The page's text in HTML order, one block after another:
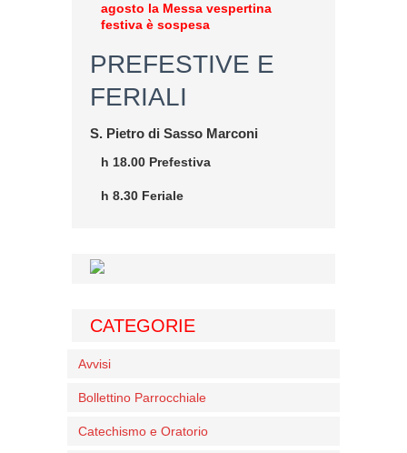
agosto la Messa vespertina
festiva è sospesa
PREFESTIVE E
FERIALI
S. Pietro di Sasso Marconi
h 18.00 Prefestiva
h 8.30 Feriale
CATEGORIE
Avvisi
Bollettino Parrocchiale
Catechismo e Oratorio